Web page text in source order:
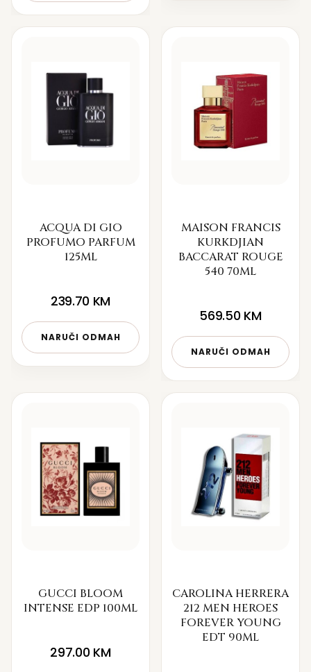
ACQUA DI GIO
PROFUMO PARFUM
125ML
239.70 KM
NARUČI ODMAH
MAISON FRANCIS
KURKDJIAN
BACCARAT ROUGE
540 70ML
569.50 KM
NARUČI ODMAH
GUCCI BLOOM
INTENSE EDP 100ML
297.00 KM
CAROLINA HERRERA
212 MEN HEROES
FOREVER YOUNG
EDT 90ML